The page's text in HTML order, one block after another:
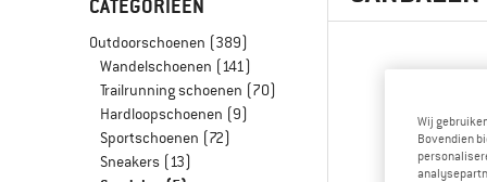
CATEGORIEËN
Outdoorschoenen (389)
Wandelschoenen (141)
Trailrunning schoenen (70)
Hardloopschoenen (9)
Sportschoenen (72)
Sneakers (13)
Wij
Bovendien